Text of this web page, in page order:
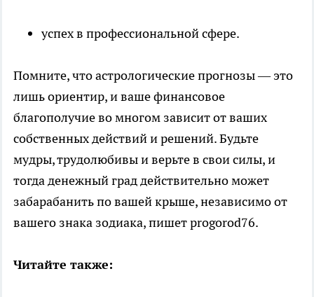
успех в профессиональной сфере.
Помните, что астрологические прогнозы — это
лишь ориентир, и ваше финансовое
благополучие во многом зависит от ваших
собственных действий и решений. Будьте
мудры, трудолюбивы и верьте в свои силы, и
тогда денежный град действительно может
забарабанить по вашей крыше, независимо от
вашего знака зодиака, пишет progorod76.
Читайте также: